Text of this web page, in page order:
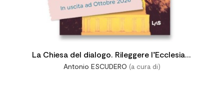
La Chiesa del dialogo. Rileggere l’Ecclesiam
suam a sessant’anni dalla sua pubblicazione
Antonio ESCUDERO (a cura di)